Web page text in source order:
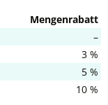
Mengenrabatt
–
3 %
5 %
10 %